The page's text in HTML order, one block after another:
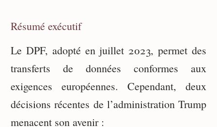
Résumé exécutif
Le DPF, adopté en juillet 2023, permet des
transferts de données conformes aux
exigences européennes. Cependant, deux
décisions récentes de l’administration Trump
menacent son avenir :